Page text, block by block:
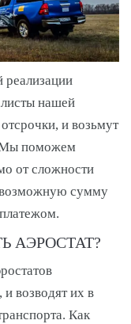
нашей
и возьмут
Мы поможем
от сложности
возможную сумму
АЭРОСТАТ?
возводят их в
Как